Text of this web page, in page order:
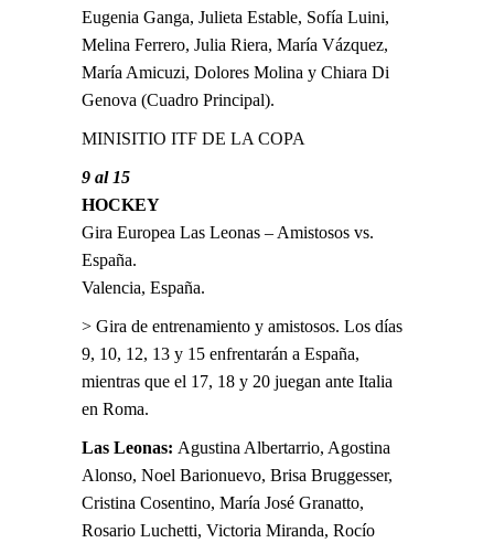
Eugenia Ganga, Julieta Estable, Sofía Luini,
Melina Ferrero, Julia Riera, María Vázquez,
María Amicuzi, Dolores Molina y Chiara Di
Genova (Cuadro Principal).
MINISITIO ITF DE LA COPA
9 al 15
HOCKEY
Gira Europea Las Leonas – Amistosos vs.
España.
Valencia, España.
> Gira de entrenamiento y amistosos. Los días
9, 10, 12, 13 y 15 enfrentarán a España,
mientras que el 17, 18 y 20 juegan ante Italia
en Roma.
Las Leonas: Agustina Albertarrio, Agostina
Alonso, Noel Barionuevo, Brisa Bruggesser,
Cristina Cosentino, María José Granatto,
Rosario Luchetti, Victoria Miranda, Rocío